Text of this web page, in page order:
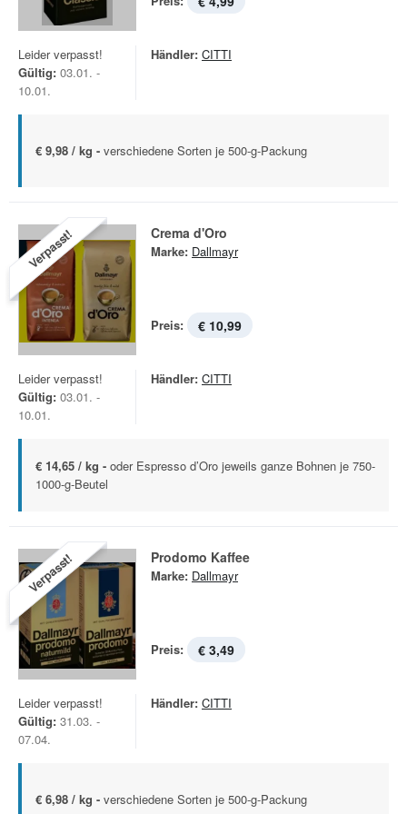
Leider verpasst!
Gültig: 03.01. -
10.01.
Händler: CITTI
€ 9,98 / kg - verschiedene Sorten je 500-g-Packung
Verpasst! Crema d'Oro
Marke: Dallmayr
Preis: € 10,99
Leider verpasst!
Gültig: 03.01. -
10.01.
Händler: CITTI
€ 14,65 / kg - oder Espresso d’Oro jeweils ganze Bohnen je 750-
1000-g-Beutel
Verpasst! Prodomo Kaffee
Marke: Dallmayr
Preis: € 3,49
Leider verpasst!
Gültig: 31.03. -
07.04.
Händler: CITTI
€ 6,98 / kg - verschiedene Sorten je 500-g-Packung